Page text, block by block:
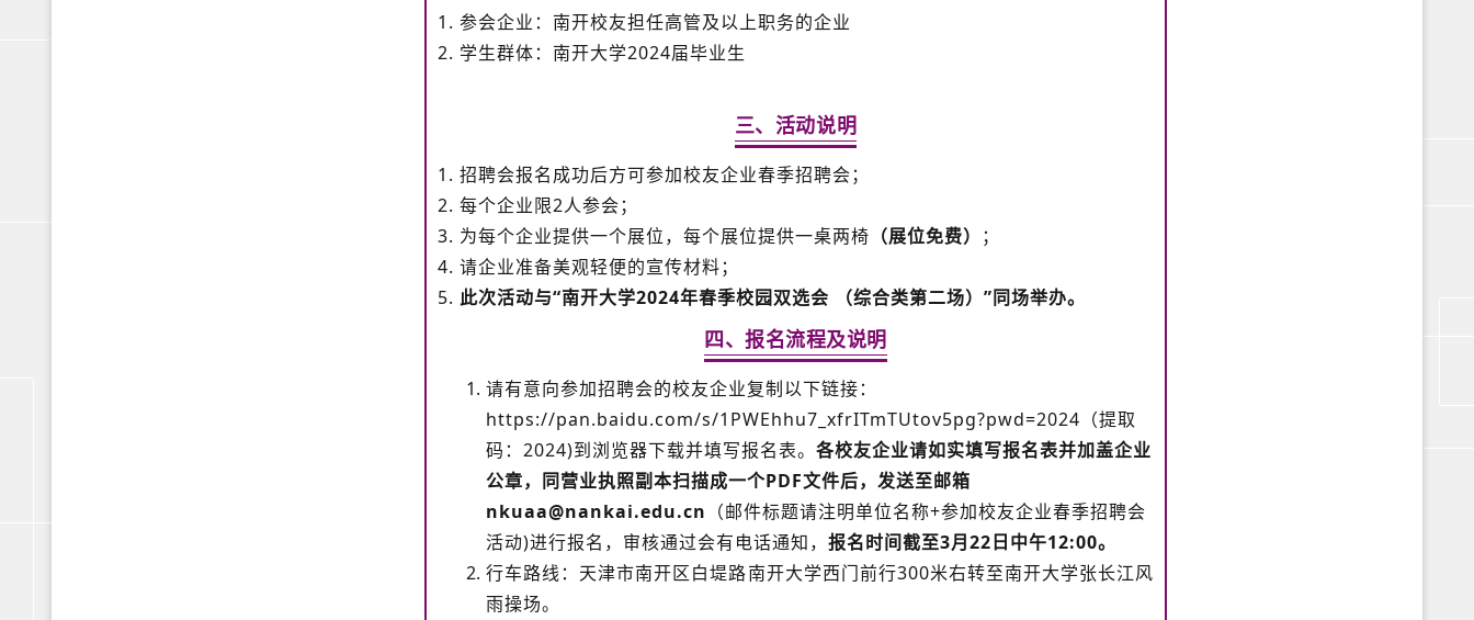
1. 参会企业：南开校友担任高管及以上职务的企业
2. 学生群体：南开大学2024届毕业生
三、活动说明
1. 招聘会报名成功后方可参加校友企业春季招聘会；
2. 每个企业限2人参会；
3. 为每个企业提供一个展位，每个展位提供一桌两椅 （展位免费）
；
4. 请企业准备美观轻便的宣传材料；
5. 此次活动与“南开大学2024年春季校园双选会 （综合类第二场）”同场举办。
四、报名流程及说明
请有意向参加招聘会的校友企业复制以下链接：
https://pan.baidu.com/s/1PWEhhu7_xfrITmTUtov5pg?pwd=2024（提取
码：2024)到浏览器下载并填写报名表。各校友企业请如实填写报名表并加盖企业
公章，同营业执照副本扫描成一个PDF文件后，发送至邮箱
nkuaa@nankai.edu.cn （邮件标题请注明单位名称+参加校友企业春季招聘会
活动)进行报名，审核通过会有电话通知，报名时间截至3月22日中午12:00。
行车路线：天津市南开区白堤路南开大学西门前行300米右转至南开大学张长江风
雨操场。